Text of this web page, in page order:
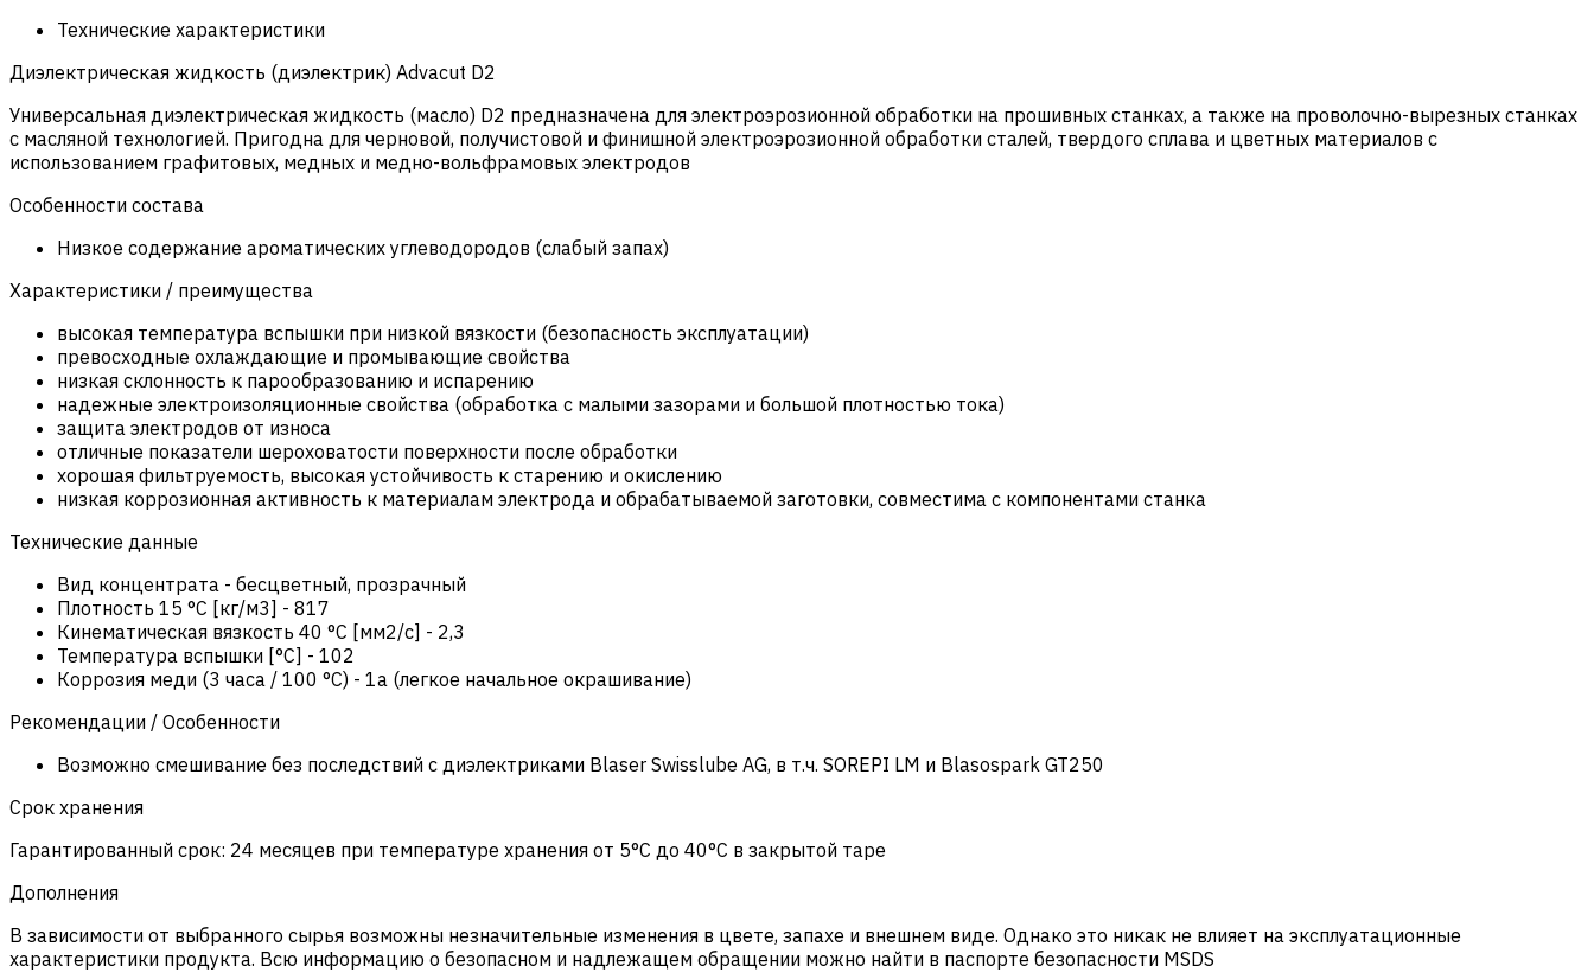
Технические характеристики
Диэлектрическая жидкость (диэлектрик) Advacut D2
Универсальная диэлектрическая жидкость (масло) D2 предназначена для электроэрозионной обработки на прошивных станках, а также на проволочно-вырезных станках
с масляной технологией. Пригодна для черновой, получистовой и финишной электроэрозионной обработки сталей, твердого сплава и цветных материалов с
использованием графитовых, медных и медно-вольфрамовых электродов
Особенности состава
Низкое содержание ароматических углеводородов (слабый запах)
Характеристики / преимущества
высокая температура вспышки при низкой вязкости (безопасность эксплуатации)
превосходные охлаждающие и промывающие свойства
низкая склонность к парообразованию и испарению
надежные электроизоляционные свойства (обработка с малыми зазорами и большой плотностью тока)
защита электродов от износа
отличные показатели шероховатости поверхности после обработки
хорошая фильтруемость, высокая устойчивость к старению и окислению
низкая коррозионная активность к материалам электрода и обрабатываемой заготовки, совместима с компонентами станка
Технические данные
Вид концентрата - бесцветный, прозрачный
Плотность 15 °C [кг/м3] - 817
Кинематическая вязкость 40 °C [мм2/с] - 2,3
Температура вспышки [°C] - 102
Коррозия меди (3 часа / 100 °C) - 1a (легкое начальное окрашивание)
Рекомендации / Особенности
Возможно смешивание без последствий с диэлектриками Blaser Swisslube AG, в т.ч. SOREPI LM и Blasospark GT250
Срок хранения
Гарантированный срок: 24 месяцев при температуре хранения от 5°C до 40°C в закрытой таре
Дополнения
В зависимости от выбранного сырья возможны незначительные изменения в цвете, запахе и внешнем виде. Однако это никак не влияет на эксплуатационные
характеристики продукта. Всю информацию о безопасном и надлежащем обращении можно найти в паспорте безопасности MSDS